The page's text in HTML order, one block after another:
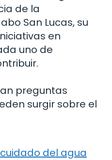
de la
San Lucas, su
en
uno de
preguntas
surgir sobre el
del agua